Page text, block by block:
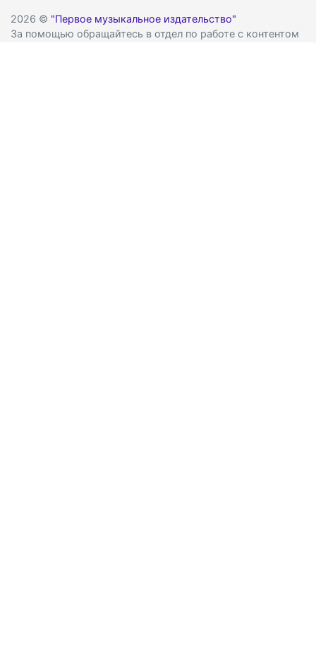
2026 © "Первое музыкальное издательство"
За помощью обращайтесь в отдел по работе с контентом